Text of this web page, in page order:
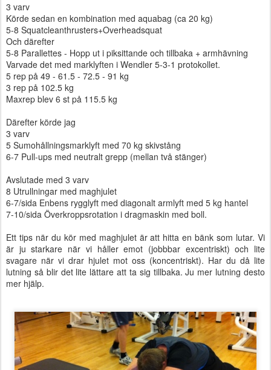
3 varv
Körde sedan en kombination med aquabag (ca 20 kg)
5-8 Squatcleanthrusters+Overheadsquat
Och därefter
5-8 Parallettes - Hopp ut i piksittande och tillbaka + armhävning
Varvade det med marklyften i Wendler 5-3-1 protokollet.
5 rep på 49 - 61.5 - 72.5 - 91 kg
3 rep på 102.5 kg
Maxrep blev 6 st på 115.5 kg
Därefter körde jag
3 varv
5 Sumohållningsmarklyft med 70 kg skivstång
6-7 Pull-ups med neutralt grepp (mellan två stänger)
Avslutade med 3 varv
8 Utrullningar med maghjulet
6-7/sida Enbens rygglyft med diagonalt armlyft med 5 kg hantel
7-10/sida Överkroppsrotation i dragmaskin med boll.
Ett tips när du kör med maghjulet är att hitta en bänk som lutar. Vi
är ju starkare när vi håller emot (jobbbar excentriskt) och lite
svagare när vi drar hjulet mot oss (koncentriskt). Har du då lite
lutning så blir det lite lättare att ta sig tillbaka. Ju mer lutning desto
mer hjälp.